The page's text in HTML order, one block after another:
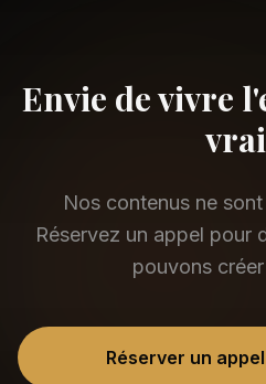
Envie de vivre
Nos contenus ne
Réservez un appel pour
pouvons
Réserver un